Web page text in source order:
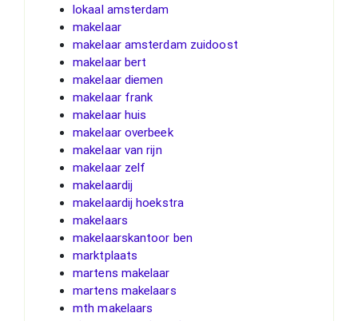
lokaal amsterdam
makelaar
makelaar amsterdam zuidoost
makelaar bert
makelaar diemen
makelaar frank
makelaar huis
makelaar overbeek
makelaar van rijn
makelaar zelf
makelaardij
makelaardij hoekstra
makelaars
makelaarskantoor ben
marktplaats
martens makelaar
martens makelaars
mth makelaars